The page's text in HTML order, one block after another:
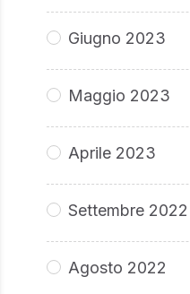
Giugno 2023
Maggio 2023
Aprile 2023
Settembre 2022
Agosto 2022